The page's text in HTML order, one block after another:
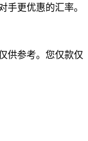
手更优惠的汇率。
供参考。您仅款仅